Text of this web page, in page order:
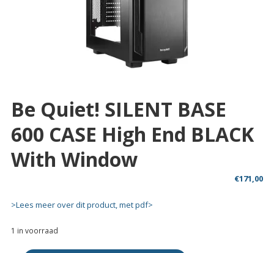
Be Quiet! SILENT BASE
600 CASE High End BLACK
With Window
€171,00
>Lees meer over dit product, met pdf>
1 in voorraad